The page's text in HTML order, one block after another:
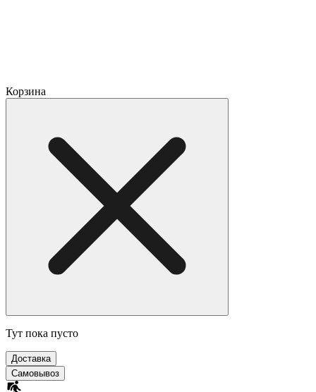
Корзина
Тут пока пусто
Доставка
Самовывоз